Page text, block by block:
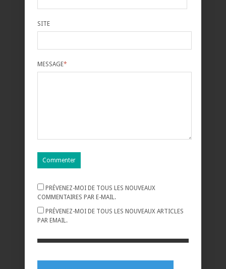
SITE
MESSAGE*
PRÉVENEZ-MOI DE TOUS LES NOUVEAUX
COMMENTAIRES PAR E-MAIL.
PRÉVENEZ-MOI DE TOUS LES NOUVEAUX ARTICLES
PAR EMAIL.